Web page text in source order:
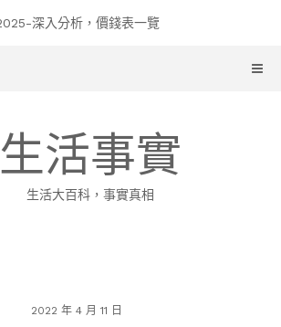
深入分析，價錢表一覽
生活事實
生活大百科，事實真相
2022 年 4 月 11 日